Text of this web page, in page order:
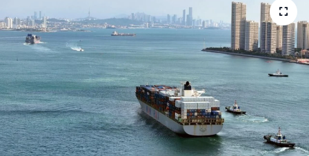
Bilim ve Teknoloji
Çin Fuarları
Gündem
Video